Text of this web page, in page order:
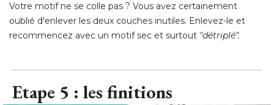
Votre motif ne se colle pas ? Vous avez certainement
oublié d'enlever les deux couches inutiles. Enlevez-le et
recommencez avec un motif sec et surtout "détriplé".
Etape 5 : les finitions